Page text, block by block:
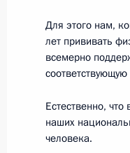
Для этого нам,
лет прививать
всемерно
соответствующую
Естественно,
наших
человека.